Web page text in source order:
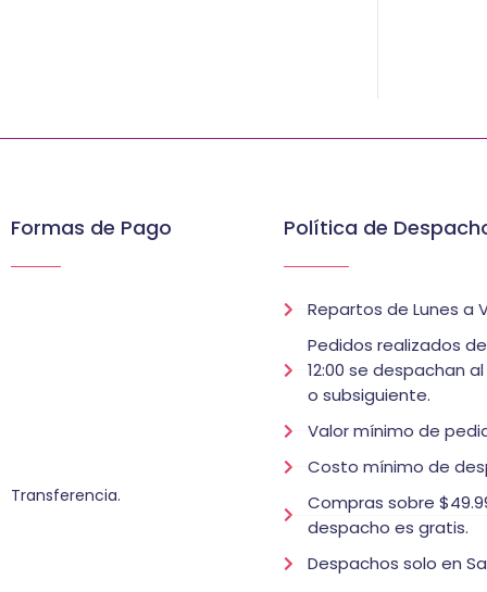
Formas de Pago
Transferencia.
Política de
Repartos de Lunes a
Pedidos realizados
12:00 se despachan
o subsiguiente.
Valor mínimo de
Costo mínimo de
Compras sobre
despacho es gratis.
Despachos solo en